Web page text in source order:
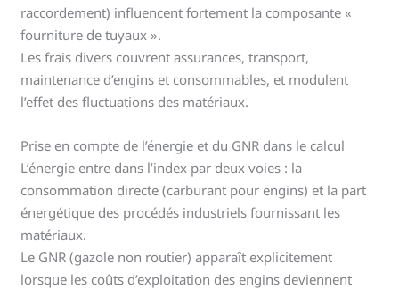
raccordement) influencent fortement la composante «
fourniture de tuyaux ».
Les frais divers couvrent assurances, transport,
maintenance d’engins et consommables, et modulent
l’effet des fluctuations des matériaux.
Prise en compte de l’énergie et du GNR dans le calcul
L’énergie entre dans l’index par deux voies : la
consommation directe (carburant pour engins) et la part
énergétique des procédés industriels fournissant les
matériaux.
Le GNR (gazole non routier) apparaît explicitement
lorsque les coûts d’exploitation des engins deviennent